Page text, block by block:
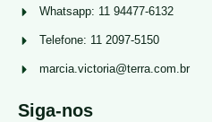
Whatsapp: 11 94477-6132
Telefone: 11 2097-5150
marcia.victoria@terra.com.br
Siga-nos